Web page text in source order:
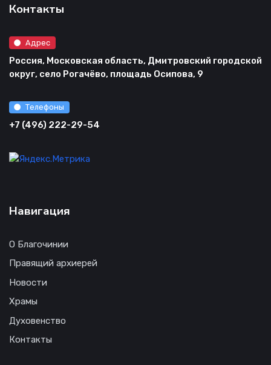
Контакты
Адрес
Россия, Московская область, Дмитровский городской
округ, село Рогачёво, площадь Осипова, 9
Телефоны
+7 (496) 222-29-54
Навигация
О Благочинии
Правящий архиерей
Новости
Храмы
Духовенство
Контакты